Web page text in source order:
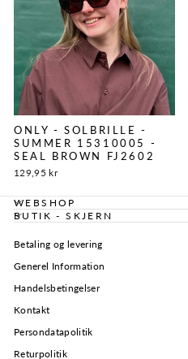
ONLY - SOLBRILLE -
SUMMER 15310005 -
SEAL BROWN FJ2602
129,95 kr
WEBSHOP
BUTIK - SKJERN
Betaling og levering
Generel Information
Handelsbetingelser
Kontakt
Persondatapolitik
Returpolitik